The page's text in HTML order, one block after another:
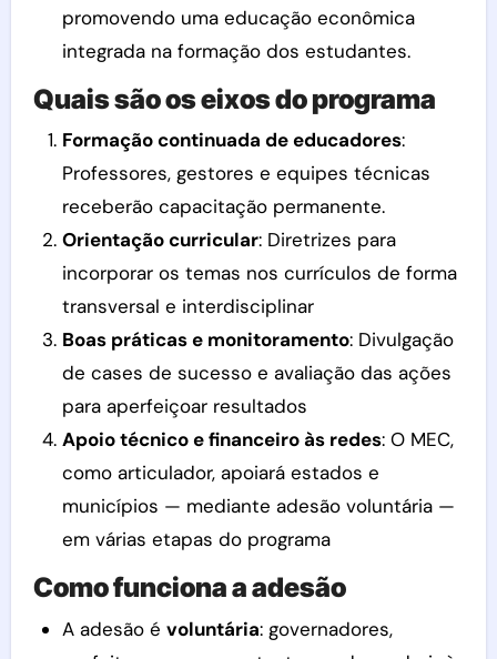
promovendo uma educação econômica
integrada na formação dos estudantes.
Quais são os eixos do programa
Formação continuada de educadores:
Professores, gestores e equipes técnicas
receberão capacitação permanente.
Orientação curricular: Diretrizes para
incorporar os temas nos currículos de forma
transversal e interdisciplinar
Boas práticas e monitoramento: Divulgação
de cases de sucesso e avaliação das ações
para aperfeiçoar resultados
Apoio técnico e financeiro às redes: O MEC,
como articulador, apoiará estados e
municípios — mediante adesão voluntária —
em várias etapas do programa
Como funciona a adesão
A adesão é voluntária: governadores,